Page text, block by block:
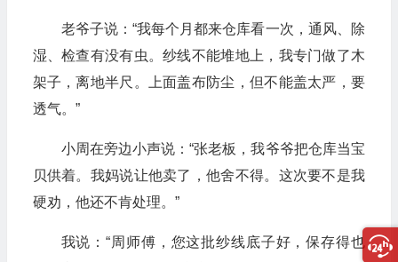
老爷子说：“我每个月都来仓库看一次，通风、除
湿、检查有没有虫。纱线不能堆地上，我专门做了木
架子，离地半尺。上面盖布防尘，但不能盖太严，要
透气。”
小周在旁边小声说：“张老板，我爷爷把仓库当宝
贝供着。我妈说让他卖了，他舍不得。这次要不是我
硬劝，他还不肯处理。”
我说：“周师傅，您这批纱线底子好，保存得也